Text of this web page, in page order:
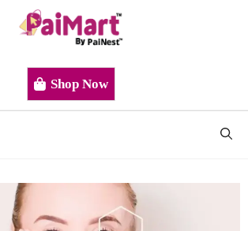
Shop Now